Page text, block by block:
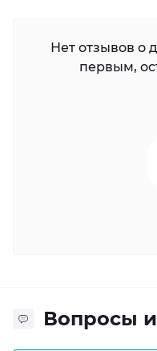
Нет отзывов о
первым,
Вопросы